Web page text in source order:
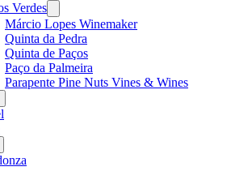
Verdes
menu
Márcio Lopes Winemaker
Quinta da Pedra
Quinta de Paços
Paço da Palmeira
Parapente Pine Nuts Vines & Wines